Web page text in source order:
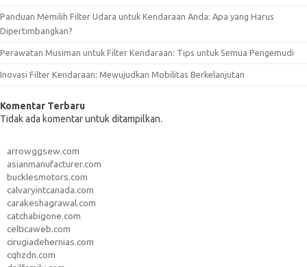
Panduan Memilih Filter Udara untuk Kendaraan Anda: Apa yang Harus
Dipertimbangkan?
Perawatan Musiman untuk Filter Kendaraan: Tips untuk Semua Pengemudi
Inovasi Filter Kendaraan: Mewujudkan Mobilitas Berkelanjutan
Komentar Terbaru
Tidak ada komentar untuk ditampilkan.
arrowggsew.com
asianmanufacturer.com
bucklesmotors.com
calvaryintcanada.com
carakeshagrawal.com
catchabigone.com
celticaweb.com
cirugiadehernias.com
cqhzdn.com